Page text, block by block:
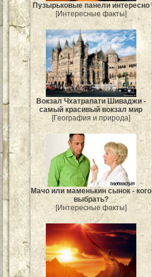
Пузырьковые панели интересно
[Интересные факты]
Вокзал Чхатрапати Шиваджи -
самый красивый вокзал мир
[География и природа]
Мачо или маменькин сынок - кого
выбрать?
[Интересные факты]